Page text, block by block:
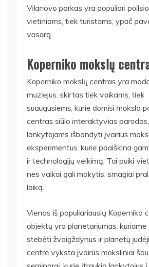
Vilanovo parkas yra populiari
vietiniams, tiek turistams, ypač
vasarą.
Koperniko mokslų
Koperniko mokslų centras yra
muziejus, skirtas tiek vaikams, tiek
suaugusiems, kurie domisi mokslo
centras siūlo interaktyvias
lankytojams išbandyti įvairius
eksperimentus, kurie paaiškina
ir technologijų veikimą. Tai puiki
nes vaikai gali mokytis, smagiai
laiką.
Vienas iš populiariausių Koperniko
objektų yra planetariumas, kuriame
stebėti žvaigždynus ir planetų
centre vyksta įvairūs moksliniai